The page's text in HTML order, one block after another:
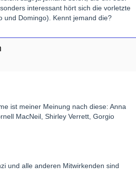
interessant hört sich die vorletzte
und Domingo). Kennt jemand die?
ist meiner Meinung nach diese: Anna
MacNeil, Shirley Verrett, Gorgio
und alle anderen Mitwirkenden sind